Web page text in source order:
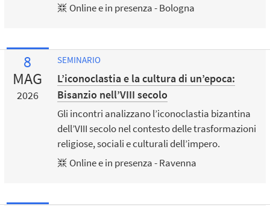
Online e in presenza - Bologna
8
MAG
2026
SEMINARIO
L’iconoclastia e la cultura di un’epoca:
Bisanzio nell’VIII secolo
Gli incontri analizzano l’iconoclastia bizantina
dell’VIII secolo nel contesto delle trasformazioni
religiose, sociali e culturali dell’impero.
Online e in presenza - Ravenna